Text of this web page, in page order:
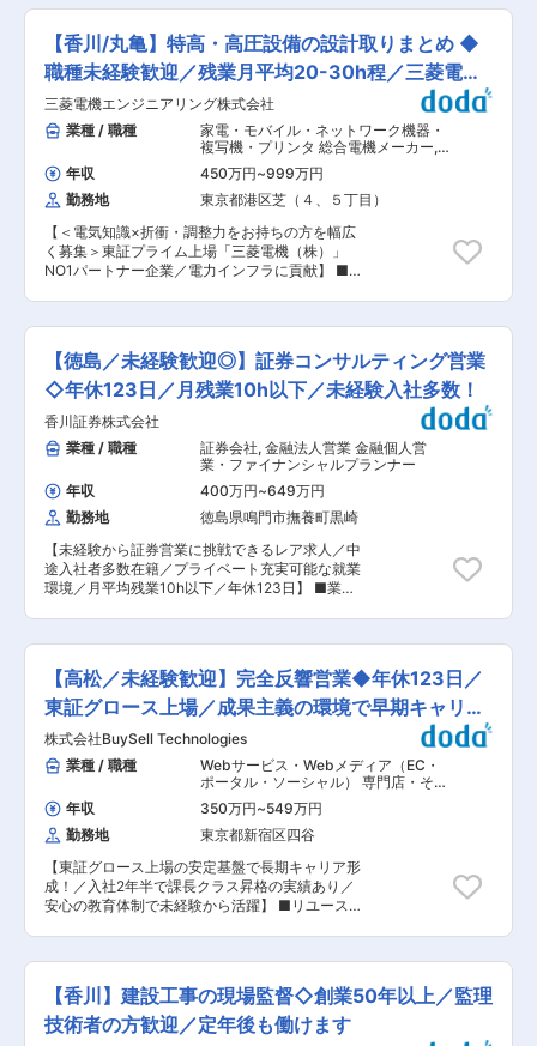
ること） ・各協力会社への発注内容の割当、検
図、製作工程・品質の管理 ・調達部材のリストア
ップと手配 ・当社に納品時の受け入れ検査、お客
様へ納品後の不具合対応と再発防止の対策 ■当社
の検査装置について 当社の検査装置は、食品パッ
ケージ用フィルムや包帯、ガーゼ、マスク等の日
用品からスマホや液晶ディスプレイ用フィルム、
２次電池電極材まで生活必需品の検査に使われて
います。また当社の検査装置は、ほとんどがオー
ダーメイドでカスタマイズ化した形での提供とな
るため、取引先とのつながりも強くリピーターの
お客様が多いことが特徴。今までの圧倒的導入実
績に基づく蓄積されたデータと、確かなセンシン
ることができています。また年間2000件以上に
わたるセンシング技術＆テストを繰り返しと、過
非常に評価されています。 変更の範囲：会社の定
める業務
◎2023年「かがわ女性キラサポ大賞」受賞 ■概
要： 当社は創業以来、化成品の製造販売や冷凍冷
蔵倉庫、不動産等の様々な事業を展開してまいり
ました。 現在は塩化マグネシウムを使用して作ら
れた「にがり」や道路の凍結防止剤、グラウン
ド・テニスコードで用いる防塵剤等の製品を、全
国各地に提供しています。 ■職務内容：【変更の
範囲：会社の定める業務】 豆腐の「にがり」に使
用される塩化マグネシウムをはじめ、その他化製
品の製造をご担当いただきます。 製塩事業で培っ
たノウハウを活かして、塩化マグネシウム（固形
にがり）では生産量随一の当社。 〈取扱商品〉
◇国内工場製造製品：食品添加物（にがり）／塩
化マグネシウム／防塵剤 （ぼうじん君） ◇サニ
ーキーパー（凍結防止・融雪剤） ◇塩化カルシウ
ム・尿素 （工業用・肥料用） ◇乾燥剤・防錆
するサポート制度 育児介護休業制度、保育手
当、記念日休暇（子供の誕生日など）、看護休
暇、有給休暇時間単位取得（1/4日単位で取得）
・『仕事と家庭の両立』のための取り組み 時短
制度：通常8時〜17時のところ、9時〜16時 私た
ちは、「社員」だけでなく、「社員の家族」の幸
福も常に願っています。社員の家族の笑顔が社員
の働く意欲に繋がると考えています。 ■当社の特
徴： 塩の製造販売からスタートした当社は現在、
塩化マグネシウム製造・販売事業、冷蔵倉庫事
業、不動産事業を展開しており、日本各地に塩化
マグネシウムを用いた豆腐の凝固剤（にがり）、
道路凍結防止剤、グラウンド・テニスコート等の
た、当社は製品、サービスの品質日本一を目指し
ており、お客様のあらゆる要望に応えるため商社
の新商品開発に積極的に取り組んでおります。 変
更の範囲：本文参照
【香川/丸亀】特高・高圧設備の設計取りまとめ ◆
職種未経験歓迎／残業月平均20-30h程／三菱電機
G
三菱電機エンジニアリング株式会社
業種 / 職種
家電・モバイル・ネットワーク機器・
複写機・プリンタ 総合電機メーカー,
電気設計（工作機械・装置・設備・制
御盤など） 設計（電気・計装）
年収 450万円~999万円
勤務地
東京都港区芝（４、５丁目）
【＜電気知識×折衝・調整力をお持ちの方を幅広
く募集＞東証プライム上場「三菱電機（株）」
NO1パートナー企業／電力インフラに貢献】 ■職
三菱電機にて受注した特高・高圧受設備の案件に
関して、設計の取りまとめ業務を担当します。 ■
職務詳細： １．三菱電機が納める国内電力会社・
海外電力会社及び上下水道の電源設備（受変電
盤）に関する計画・設計業務を行います。 ２．三
菱電機の関係製作所と協力して電気設備の新設・
増設・改築等の受変電盤の取り纏め設計、関係先
への提案と折衝を行います。 ３．主な業務は以下
です 3-１ 受注前業務 a）見積照会書による受
変電盤構成検討 b) 各種受変電機器の見積回答
書の作成 c) 各種検討計算書等の作成 3-2 受
注後業務 a）受変電盤製作図面作成 b) 受
変電盤システム設計図作成 c) 各種検討計算書
等の作成 d）現地・三菱電機関係製作所との仕
様協議 ■キャリアステップ： ・入社〜入社半年
まで：ベテラン設計者と共に課内業務習得 ・入社
サポート頂き小規模設備案件担当 ■入社後のフォ
ロー体制・研修制度について： ・入社後はOJT／
OFF-JTともに手厚いフォロー体制がありますの
で、業務未経験の方も是非ご応募ください ・社内
で600以上の技術講座があり、自分に合った講座
を受講することが可能です ■募集背景： 国内電
力会社・海外電力会社及び上下水道の電源設備向
けの受配電盤の受注前提案・受注後のシステム設
計・機器手配・三菱関係製作所との調整窓口など
の業務を担当しております。今回の募集ではカー
ボンニュートラルによる業務増加を見据え事業拡
大が見込まれるため、本領域を推進していただく
仲間を募集しています。 ■働き方： ・残業時間/
間、出張先(国内・海外)：出張あり、月1回以内の
短期出張、出張先(国内・海外) ・テレワーク・在
務となります。
【徳島／未経験歓迎◎】証券コンサルティング営業
◇年休123日／月残業10h以下／未経験入社多数！
香川証券株式会社
業種 / 職種
証券会社, 金融法人営業 金融個人営
業・ファイナンシャルプランナー
年収
400万円~649万円
勤務地
徳島県鳴門市撫養町黒崎
【未経験から証券営業に挑戦できるレア求人／中
途入社者多数在籍／プライベート充実可能な就業
環境／月平均残業10h以下／年休123日】 ■業務
座開設を目指していただきます。 メインは証券に
なりますが、ニーズに合わせて株や投資信託や保
険、NISAなど様々な商品をご提案いたします。銀
行に属さない独立系のため、銀行の指示による押
売の営業スタイルではなく、顧客本位の営業が可
能です。 ■入社後の流れ： 入社後約1年間は本
社・本店での研修を予定(期間に個人差あり) 約1
ヶ月は当社のことだけでなく、業界や株などを取
り扱うための手厚い研修を予定しております。
（研修内で資格取得を予定）現場配属後は、メン
ターとして2〜3年は先輩社員が付き、OJTで丁寧
に指導する体制があるため着実に成長できます。
■業種・職種未経験者の活躍事例： 異業界・異業
種からの中途入社者も多く活躍しております。金
融知識よりも、顧客との関係構築力が重要になる
ため、金融業界経験や営業経験がなくても心配不
違い： 金融傘下ではなく完全独立系として、自由
度の高い独自商品も数多く生み出す、業界では一
目置かれる存在。国内シンクタンクや外資系証券
【高松／未経験歓迎】完全反響営業◆年休123日／
東証グロース上場／成果主義の環境で早期キャリア
UP
株式会社BuySell Technologies
業種 / 職種
Webサービス・Webメディア（EC・
ポータル・ソーシャル） 専門店・その
他小売, その他個人営業 販売・接客・
売り場担当
年収 350万円~549万円
勤務地
東京都新宿区四谷
【東証グロース上場の安定基盤で長期キャリア形
成！／入社2年半で課長クラス昇格の実績あり／
安心の教育体制で未経験から活躍】 ■リユース企
通（新品市場）が伸び悩む中でも、リユースは消
費行動に深く浸透し、景気変動にも強い市場とさ
れています。 （2）サステナブル・循環型経済の
主力産業 政府はリユースを含む循環型社会形成を
重視しており、リユース企業の「社会側からの追
【香川】建設工事の現場監督◇創業50年以上／監理
技術者の方歓迎／定年後も働けます